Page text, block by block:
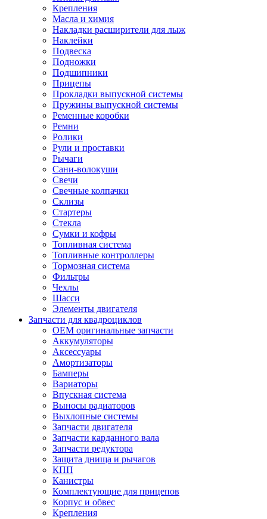
Крепления
Масла и химия
Накладки расширители для лыж
Наклейки
Подвеска
Подножки
Подшипники
Прицепы
Прокладки выпускной системы
Пружины выпускной системы
Ременные коробки
Ремни
Ролики
Рули и проставки
Рычаги
Сани-волокуши
Свечи
Свечные колпачки
Склизы
Стартеры
Стекла
Сумки и кофры
Топливная система
Топливные контроллеры
Тормозная система
Фильтры
Чехлы
Шасси
Элементы двигателя
Запчасти для квадроциклов
OEM оригинальные запчасти
Аккумуляторы
Аксессуары
Амортизаторы
Бамперы
Вариаторы
Впускная система
Выносы радиаторов
Выхлопные системы
Запчасти двигателя
Запчасти карданного вала
Запчасти редуктора
Защита днища и рычагов
КПП
Канистры
Комплектующие для прицепов
Корпус и обвес
Крепления